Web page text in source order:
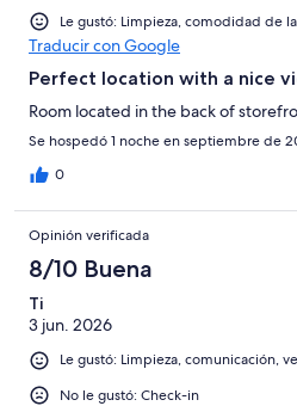
Le gustó: Limpieza, comodidad de
Traducir con Google
Perfect location with a nice
Room located in the back of
Se hospedó 1 noche en septiembre de
0
Opinión verificada
8/10 Buena
Ti
3 jun. 2026
Le gustó: Limpieza, comunicación,
No le gustó: Check-in